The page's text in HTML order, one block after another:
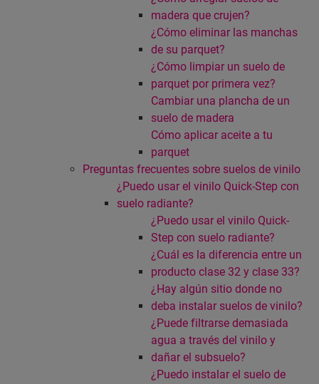
madera que crujen?
¿Cómo eliminar las manchas
de su parquet?
¿Cómo limpiar un suelo de
parquet por primera vez?
Cambiar una plancha de un
suelo de madera
Cómo aplicar aceite a tu
parquet
Preguntas frecuentes sobre suelos de vinilo
¿Puedo usar el vinilo Quick-Step con
suelo radiante?
¿Puedo usar el vinilo Quick-
Step con suelo radiante?
¿Cuál es la diferencia entre un
producto clase 32 y clase 33?
¿Hay algún sitio donde no
deba instalar suelos de vinilo?
¿Puede filtrarse demasiada
agua a través del vinilo y
dañar el subsuelo?
¿Puedo instalar el suelo de